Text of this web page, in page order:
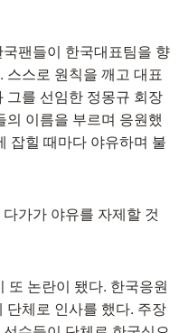
팬들이 한국대표팀을 향
스로 원칙을 깨고 대표
그를 선임한 정몽규 회장
이름을 부르며 응원했
잡힐 때마다 야유하며 불
가가 야유를 자제할 것
또 논란이 됐다. 한국응원
단체로 인사를 했다. 주장